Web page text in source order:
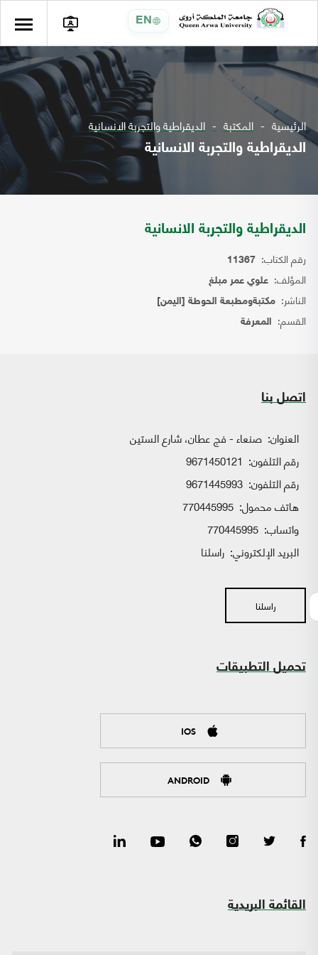
EN
الرئيسية المكتبة الديقراطية والتجربة الانسانية
الديقراطية والتجربة الانسانية
الديقراطية والتجربة الانسانية
رقم الكتاب: 11367
المؤلف: علوي عمر مبلغ
الناشر: مكتبةومطبعة الحوطة [اليمن]
القسم: المعرفة
اتصل بنا
العنوان: صنعاء - فج عطان، شارع الستين
رقم التلفون: 9671450121
رقم التلفون: 9671445993
هاتف محمول: 770445995
واتساب:
البريد الإلكتروني: راسلنا
راسلنا
تحميل التطبيقات
IOS
ANDROID
القائمة البريدية